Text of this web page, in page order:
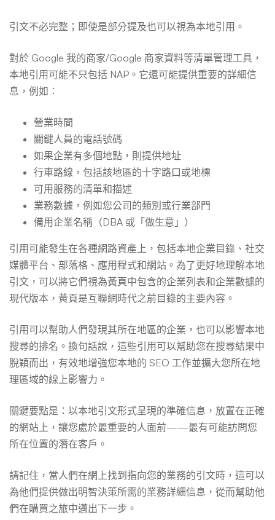
引文不必完整；即使是部分提及也可以視為本地引用。
對於 Google 我的商家/Google 商家資料等清單管理工具，
本地引用可能不只包括 NAP。它還可能提供重要的詳細信
息，例如：
營業時間
關鍵人員的電話號碼
如果企業有多個地點，則提供地址
行車路線，包括該地區的十字路口或地標
可用服務的清單和描述
業務數據，例如您公司的類別或行業部門
備用企業名稱（DBA 或「做生意」）
引用可能發生在各種網路資產上，包括本地企業目錄、社交
媒體平台、部落格、應用程式和網站。為了更好地理解本地
引文，可以將它們視為黃頁中包含的企業列表和企業數據的
現代版本，黃頁是互聯網時代之前目錄的主要內容。
引用可以幫助人們發現其所在地區的企業，也可以影響本地
搜尋的排名。換句話說，這些引用可以幫助您在搜尋結果中
脫穎而出，有效地增強您本地的 SEO 工作並擴大您所在地
理區域的線上影響力。
關鍵要點是：以本地引文形式呈現的準確信息，放置在正確
的網站上，讓您處於最重要的人面前——最有可能訪問您
所在位置的潛在客戶。
請記住，當人們在網上找到指向您的業務的引文時，這可以
為他們提供做出明智決策所需的業務詳細信息，從而幫助他
們在購買之旅中邁出下一步。